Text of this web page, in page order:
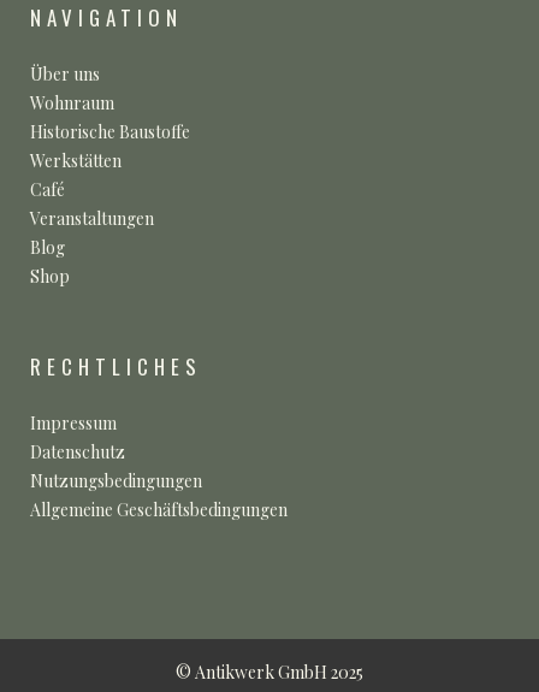
NAVIGATION
Über uns
Wohnraum
Historische Baustoffe
Werkstätten
Café
Veranstaltungen
Blog
Shop
RECHTLICHES
Impressum
Datenschutz
Nutzungsbedingungen
Allgemeine Geschäftsbedingungen
© Antikwerk GmbH 2025